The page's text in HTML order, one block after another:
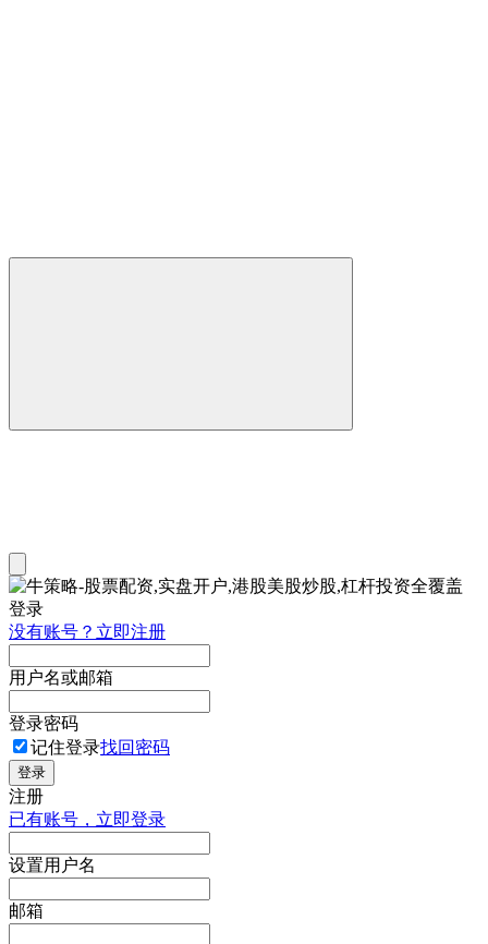
登录
没有账号？立即注册
用户名或邮箱
登录密码
记住登录找回密码
登录
注册
已有账号，立即登录
设置用户名
邮箱